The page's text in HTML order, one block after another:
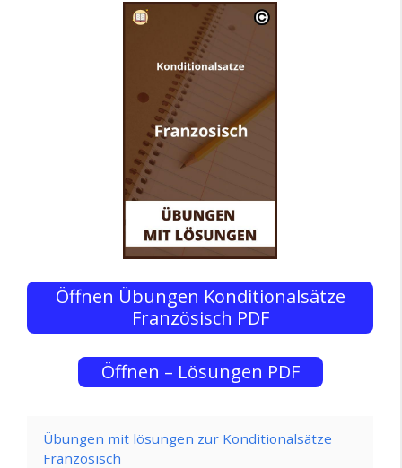
Öffnen Übungen Konditionalsätze
Französisch PDF
Öffnen – Lösungen PDF
Übungen mit lösungen zur Konditionalsätze
Französisch